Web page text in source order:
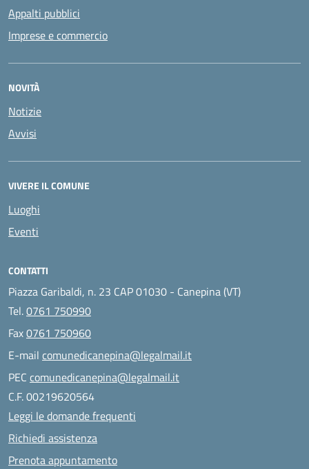
Appalti pubblici
Imprese e commercio
NOVITÀ
Notizie
Avvisi
VIVERE IL COMUNE
Luoghi
Eventi
CONTATTI
Piazza Garibaldi, n. 23 CAP 01030 - Canepina (VT)
Tel.0761 750990
Fax0761 750960
E-mail comunedicanepina@legalmail.it
PEC comunedicanepina@legalmail.it
C.F. 00219620564
Leggi le domande frequenti
Richiedi assistenza
Prenota appuntamento